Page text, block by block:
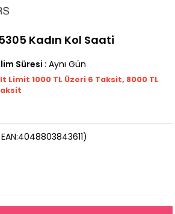
Kadın Kol Saati
Süresi : Aynı Gün
Limit 1000 TL Üzeri 6 Taksit, 8000 TL